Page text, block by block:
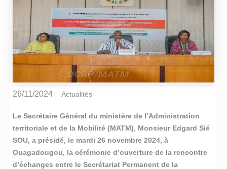
26/11/2024 Actualités
Le Secrétaire Général du ministère de l’Administration
territoriale et de la Mobilité (MATM), Monsieur Edgard Sié
SOU, a présidé, le mardi 26 novembre 2024, à
Ouagadougou, la cérémonie d’ouverture de la rencontre
d’échanges entre le Secrétariat Permanent de la